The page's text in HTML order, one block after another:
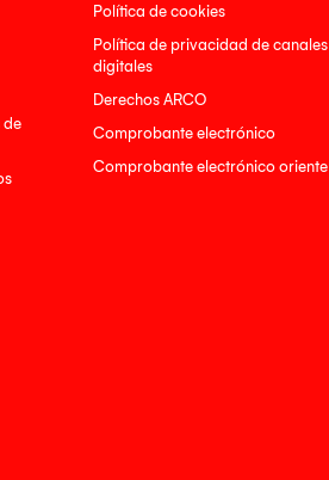
de
Política de cookies
Política de privacidad de canales
digitales
Derechos ARCO
Comprobante electrónico
Comprobante electrónico oriente